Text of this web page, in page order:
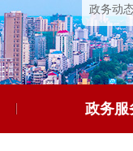
政务服